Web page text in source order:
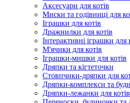
Аксесуари для котів
Миски та годівниці для
Іграшки для котів
Дражнилки для котів
Інтерактивні іграшки для
М'ячики для котів
Іграшки-мишки для котів
Дряпки та кігтеточки
Стовпчики-дряпки для
Дряпки-комплекси та
Дряпки-лежанки для котів